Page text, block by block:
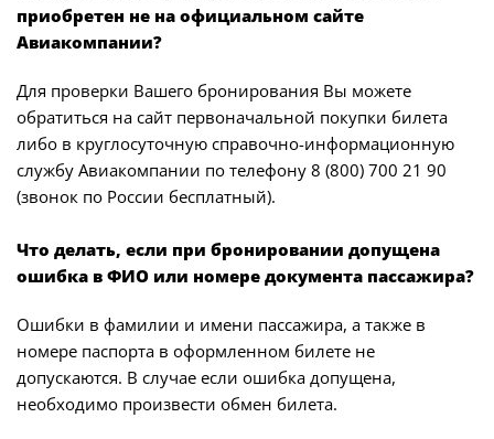
приобретен не на официальном сайте
Авиакомпании?
Для проверки Вашего бронирования Вы можете
обратиться на сайт первоначальной покупки билета
либо в круглосуточную справочно-информационную
службу Авиакомпании по телефону 8 (800) 700 21 90
(звонок по России бесплатный).
Что делать, если при бронировании допущена
ошибка в ФИО или номере документа пассажира?
Ошибки в фамилии и имени пассажира, а также в
номере паспорта в оформленном билете не
допускаются. В случае если ошибка допущена,
необходимо произвести обмен билета.